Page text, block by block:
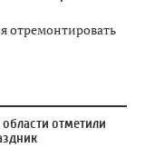
отремонтировать
отметили